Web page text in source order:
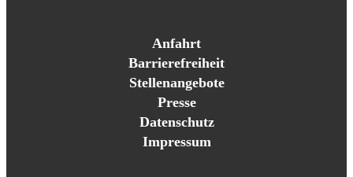
Anfahrt
Barrierefreiheit
Stellenangebote
Presse
Datenschutz
Impressum